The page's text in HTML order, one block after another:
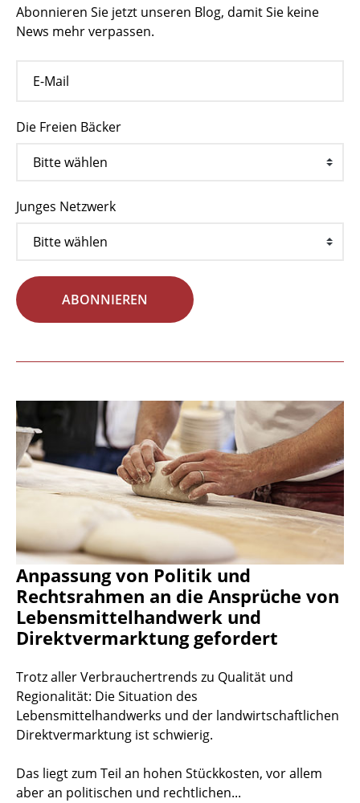
Abonnieren Sie jetzt unseren Blog, damit Sie keine
News mehr verpassen.
Die Freien Bäcker
Junges Netzwerk
ABONNIEREN
Anpassung von Politik und
Rechtsrahmen an die Ansprüche von
Lebensmittelhandwerk und
Direktvermarktung gefordert
Trotz aller Verbrauchertrends zu Qualität und
Regionalität: Die Situation des
Lebensmittelhandwerks und der landwirtschaftlichen
Direktvermarktung ist schwierig.
Das liegt zum Teil an hohen Stückkosten, vor allem
aber an politischen und rechtlichen...